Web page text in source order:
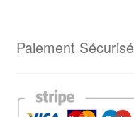
Paiement Sécurisé